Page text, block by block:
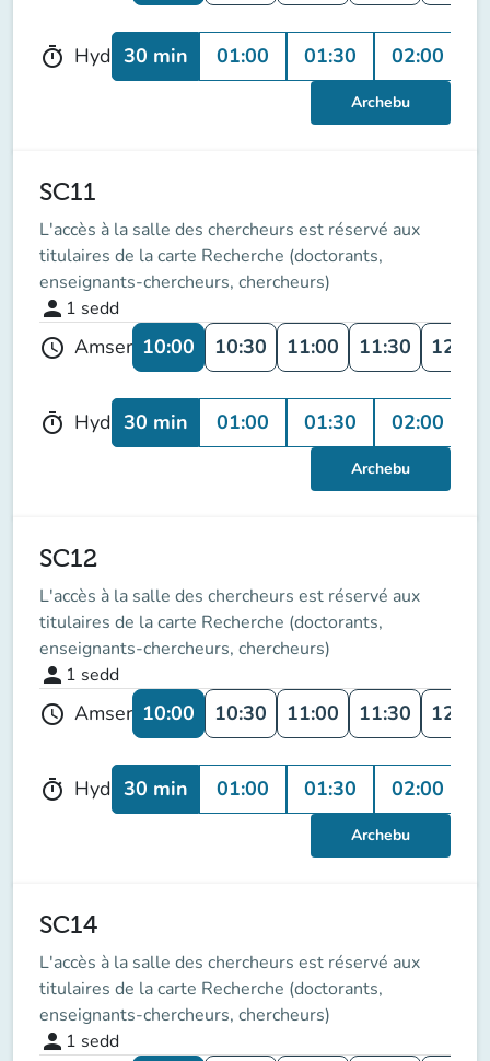
timer Hyd 30 min 01:00 01:30 02:00
Archebu
SC11
L'accès à la salle des chercheurs est réservé aux
titulaires de la carte Recherche (doctorants,
enseignants-chercheurs, chercheurs)
person 1 sedd
schedule Amser 10:00 10:30 11:00 11:30 12:00
timer Hyd 30 min 01:00 01:30 02:00
Archebu
SC12
L'accès à la salle des chercheurs est réservé aux
titulaires de la carte Recherche (doctorants,
enseignants-chercheurs, chercheurs)
person 1 sedd
schedule Amser 10:00 10:30 11:00 11:30 12:00
timer Hyd 30 min 01:00 01:30 02:00
Archebu
SC14
L'accès à la salle des chercheurs est réservé aux
titulaires de la carte Recherche (doctorants,
enseignants-chercheurs, chercheurs)
person 1 sedd